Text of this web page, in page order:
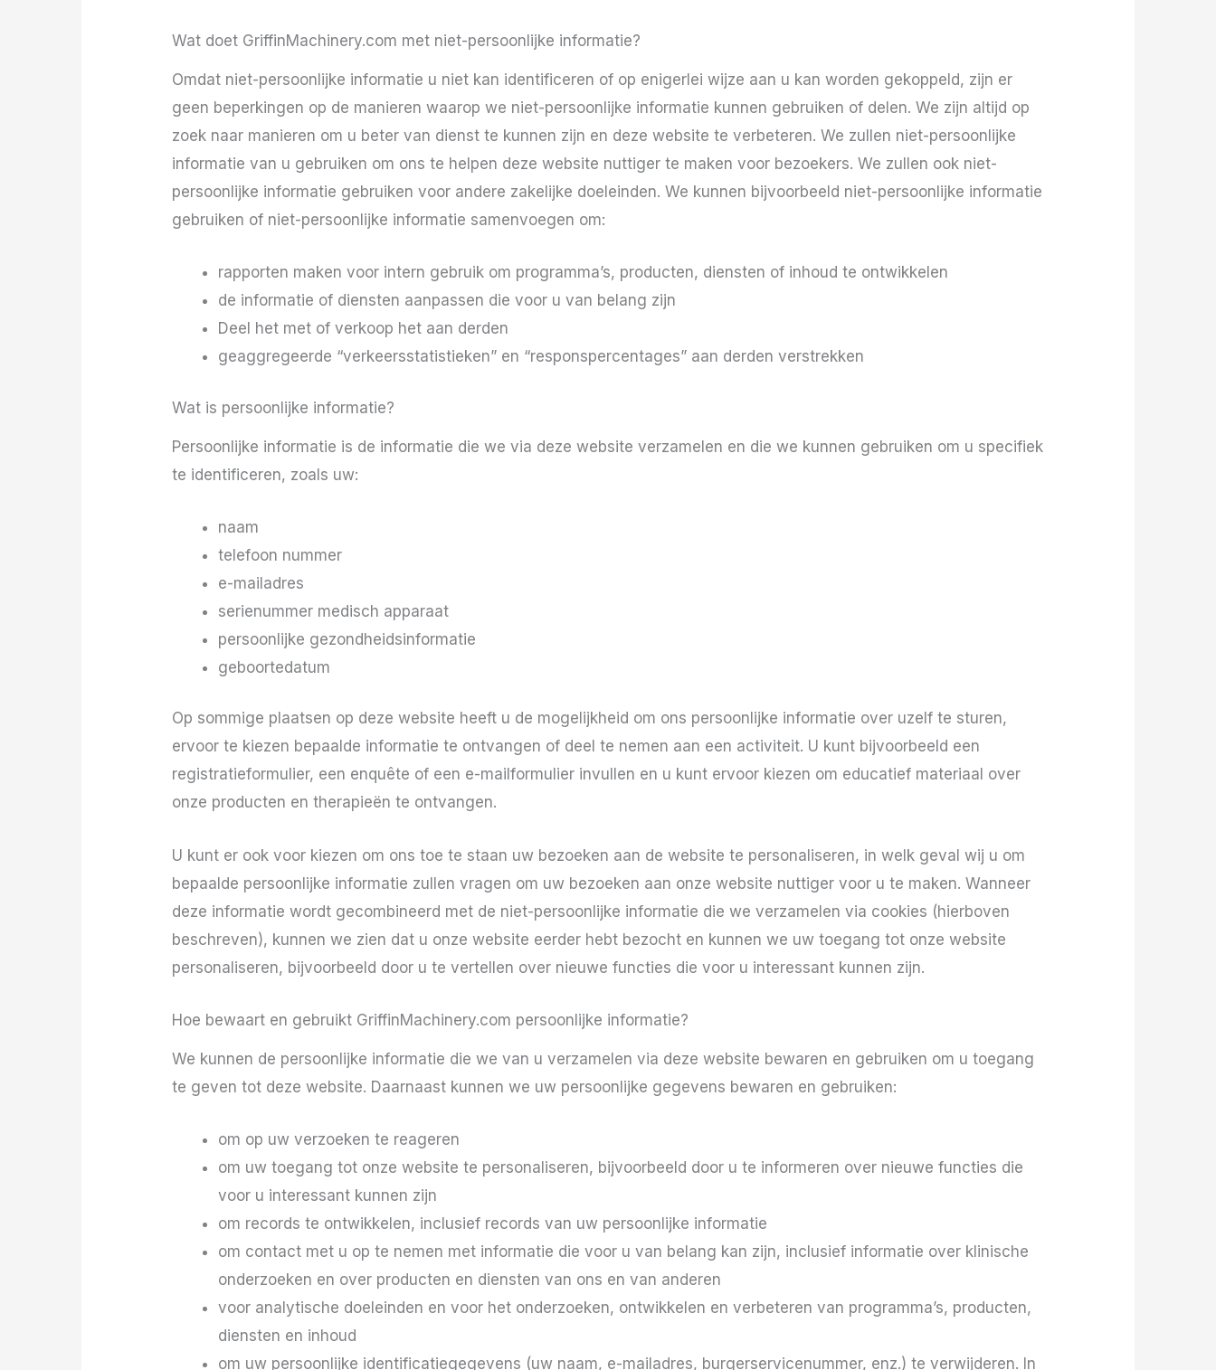
Wat doet GriffinMachinery.com met niet-persoonlijke informatie?
Omdat niet-persoonlijke informatie u niet kan identificeren of op enigerlei wijze aan u kan worden gekoppeld, zijn er
geen beperkingen op de manieren waarop we niet-persoonlijke informatie kunnen gebruiken of delen. We zijn altijd op
zoek naar manieren om u beter van dienst te kunnen zijn en deze website te verbeteren. We zullen niet-persoonlijke
informatie van u gebruiken om ons te helpen deze website nuttiger te maken voor bezoekers. We zullen ook niet-
persoonlijke informatie gebruiken voor andere zakelijke doeleinden. We kunnen bijvoorbeeld niet-persoonlijke informatie
gebruiken of niet-persoonlijke informatie samenvoegen om:
rapporten maken voor intern gebruik om programma’s, producten, diensten of inhoud te ontwikkelen
de informatie of diensten aanpassen die voor u van belang zijn
Deel het met of verkoop het aan derden
geaggregeerde “verkeersstatistieken” en “responspercentages” aan derden verstrekken
Wat is persoonlijke informatie?
Persoonlijke informatie is de informatie die we via deze website verzamelen en die we kunnen gebruiken om u specifiek
te identificeren, zoals uw:
naam
telefoon nummer
e-mailadres
serienummer medisch apparaat
persoonlijke gezondheidsinformatie
geboortedatum
Op sommige plaatsen op deze website heeft u de mogelijkheid om ons persoonlijke informatie over uzelf te sturen,
ervoor te kiezen bepaalde informatie te ontvangen of deel te nemen aan een activiteit. U kunt bijvoorbeeld een
registratieformulier, een enquête of een e-mailformulier invullen en u kunt ervoor kiezen om educatief materiaal over
onze producten en therapieën te ontvangen.
U kunt er ook voor kiezen om ons toe te staan ​​uw bezoeken aan de website te personaliseren, in welk geval wij u om
bepaalde persoonlijke informatie zullen vragen om uw bezoeken aan onze website nuttiger voor u te maken. Wanneer
deze informatie wordt gecombineerd met de niet-persoonlijke informatie die we verzamelen via cookies (hierboven
beschreven), kunnen we zien dat u onze website eerder hebt bezocht en kunnen we uw toegang tot onze website
personaliseren, bijvoorbeeld door u te vertellen over nieuwe functies die voor u interessant kunnen zijn.
Hoe bewaart en gebruikt GriffinMachinery.com persoonlijke informatie?
We kunnen de persoonlijke informatie die we van u verzamelen via deze website bewaren en gebruiken om u toegang
te geven tot deze website. Daarnaast kunnen we uw persoonlijke gegevens bewaren en gebruiken:
om op uw verzoeken te reageren
om uw toegang tot onze website te personaliseren, bijvoorbeeld door u te informeren over nieuwe functies die
voor u interessant kunnen zijn
om records te ontwikkelen, inclusief records van uw persoonlijke informatie
om contact met u op te nemen met informatie die voor u van belang kan zijn, inclusief informatie over klinische
onderzoeken en over producten en diensten van ons en van anderen
voor analytische doeleinden en voor het onderzoeken, ontwikkelen en verbeteren van programma’s, producten,
diensten en inhoud
om uw persoonlijke identificatiegegevens (uw naam, e-mailadres, burgerservicenummer, enz.) te verwijderen. In